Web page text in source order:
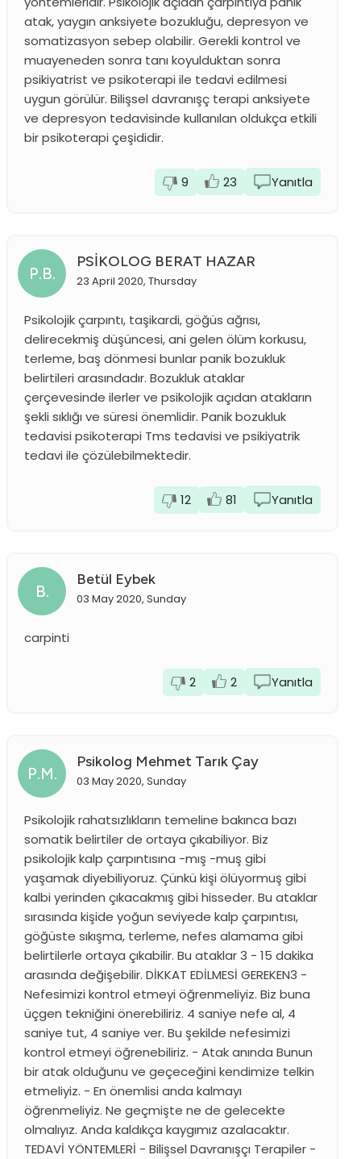
atak, yaygın anksiyete bozukluğu, depresyon ve
somatizasyon sebep olabilir. Gerekli kontrol ve
muayeneden sonra tanı koyulduktan sonra
psikiyatrist ve psikoterapi ile tedavi edilmesi
uygun görülür. Bilişsel davranışç terapi anksiyete
ve depresyon tedavisinde kullanılan oldukça etkili
bir psikoterapi çeşididir.
9 23 Yanıtla
P.B.
PSİKOLOG BERAT HAZAR
23 April 2020, Thursday
Psikolojik çarpıntı, taşikardi, göğüs ağrısı,
delirecekmiş düşüncesi, ani gelen ölüm korkusu,
terleme, baş dönmesi bunlar panik bozukluk
belirtileri arasındadır. Bozukluk ataklar
çerçevesinde ilerler ve psikolojik açıdan atakların
şekli sıklığı ve süresi önemlidir. Panik bozukluk
tedavisi psikoterapi Tms tedavisi ve psikiyatrik
tedavi ile çözülebilmektedir.
12 81 Yanıtla
B.
Betül Eybek
03 May 2020, Sunday
carpinti
2 2 Yanıtla
P.M.
Psikolog Mehmet Tarık Çay
03 May 2020, Sunday
Psikolojik rahatsızlıkların temeline bakınca bazı
somatik belirtiler de ortaya çıkabiliyor. Biz
psikolojik kalp çarpıntısına -mış -muş gibi
yaşamak diyebiliyoruz. Çünkü kişi ölüyormuş gibi
kalbi yerinden çıkacakmış gibi hisseder. Bu ataklar
sırasında kişide yoğun seviyede kalp çarpıntısı,
göğüste sıkışma, terleme, nefes alamama gibi
belirtilerle ortaya çıkabilir. Bu ataklar 3 - 15 dakika
arasında değişebilir. DİKKAT EDİLMESİ GEREKEN3 -
Nefesimizi kontrol etmeyi öğrenmeliyiz. Biz buna
üçgen tekniğini önerebiliriz. 4 saniye nefe al, 4
saniye tut, 4 saniye ver. Bu şekilde nefesimizi
kontrol etmeyi öğrenebiliriz. - Atak anında Bunun
bir atak olduğunu ve geçeceğini kendimize telkin
etmeliyiz. - En önemlisi anda kalmayı
öğrenmeliyiz. Ne geçmişte ne de gelecekte
olmalıyız. Anda kaldıkça kaygımız azalacaktır.
TEDAVİ YÖNTEMLERİ - Bilişsel Davranışçı Terapiler -